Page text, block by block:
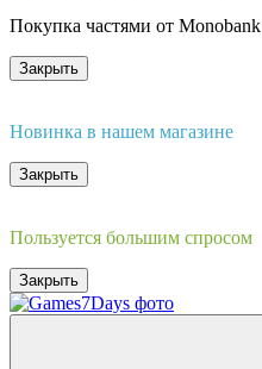
Покупка частями от Monobank
Закрыть
Новинка в нашем магазине
Закрыть
Пользуется большим спросом
Закрыть